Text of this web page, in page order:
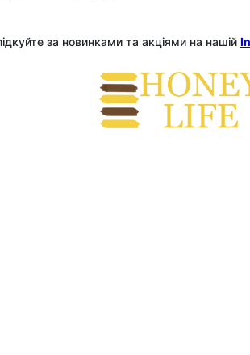
за новинками та акціями на нашій